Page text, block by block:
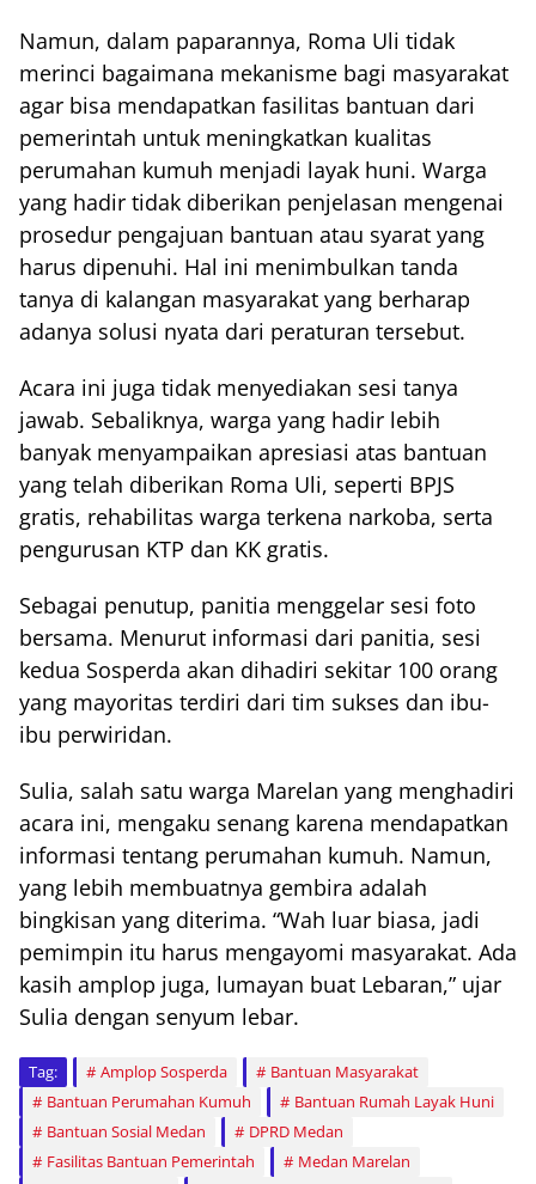
Namun, dalam paparannya, Roma Uli tidak
merinci bagaimana mekanisme bagi masyarakat
agar bisa mendapatkan fasilitas bantuan dari
pemerintah untuk meningkatkan kualitas
perumahan kumuh menjadi layak huni. Warga
yang hadir tidak diberikan penjelasan mengenai
prosedur pengajuan bantuan atau syarat yang
harus dipenuhi. Hal ini menimbulkan tanda
tanya di kalangan masyarakat yang berharap
adanya solusi nyata dari peraturan tersebut.
Acara ini juga tidak menyediakan sesi tanya
jawab. Sebaliknya, warga yang hadir lebih
banyak menyampaikan apresiasi atas bantuan
yang telah diberikan Roma Uli, seperti BPJS
gratis, rehabilitas warga terkena narkoba, serta
pengurusan KTP dan KK gratis.
Sebagai penutup, panitia menggelar sesi foto
bersama. Menurut informasi dari panitia, sesi
kedua Sosperda akan dihadiri sekitar 100 orang
yang mayoritas terdiri dari tim sukses dan ibu-
ibu perwiridan.
Sulia, salah satu warga Marelan yang menghadiri
acara ini, mengaku senang karena mendapatkan
informasi tentang perumahan kumuh. Namun,
yang lebih membuatnya gembira adalah
bingkisan yang diterima. “Wah luar biasa, jadi
pemimpin itu harus mengayomi masyarakat. Ada
kasih amplop juga, lumayan buat Lebaran,” ujar
Sulia dengan senyum lebar.
Tag: Amplop Sosperda
Bantuan Masyarakat
Bantuan Perumahan Kumuh
Bantuan Rumah Layak Huni
Bantuan Sosial Medan
DPRD Medan
Fasilitas Bantuan Pemerintah
Medan Marelan